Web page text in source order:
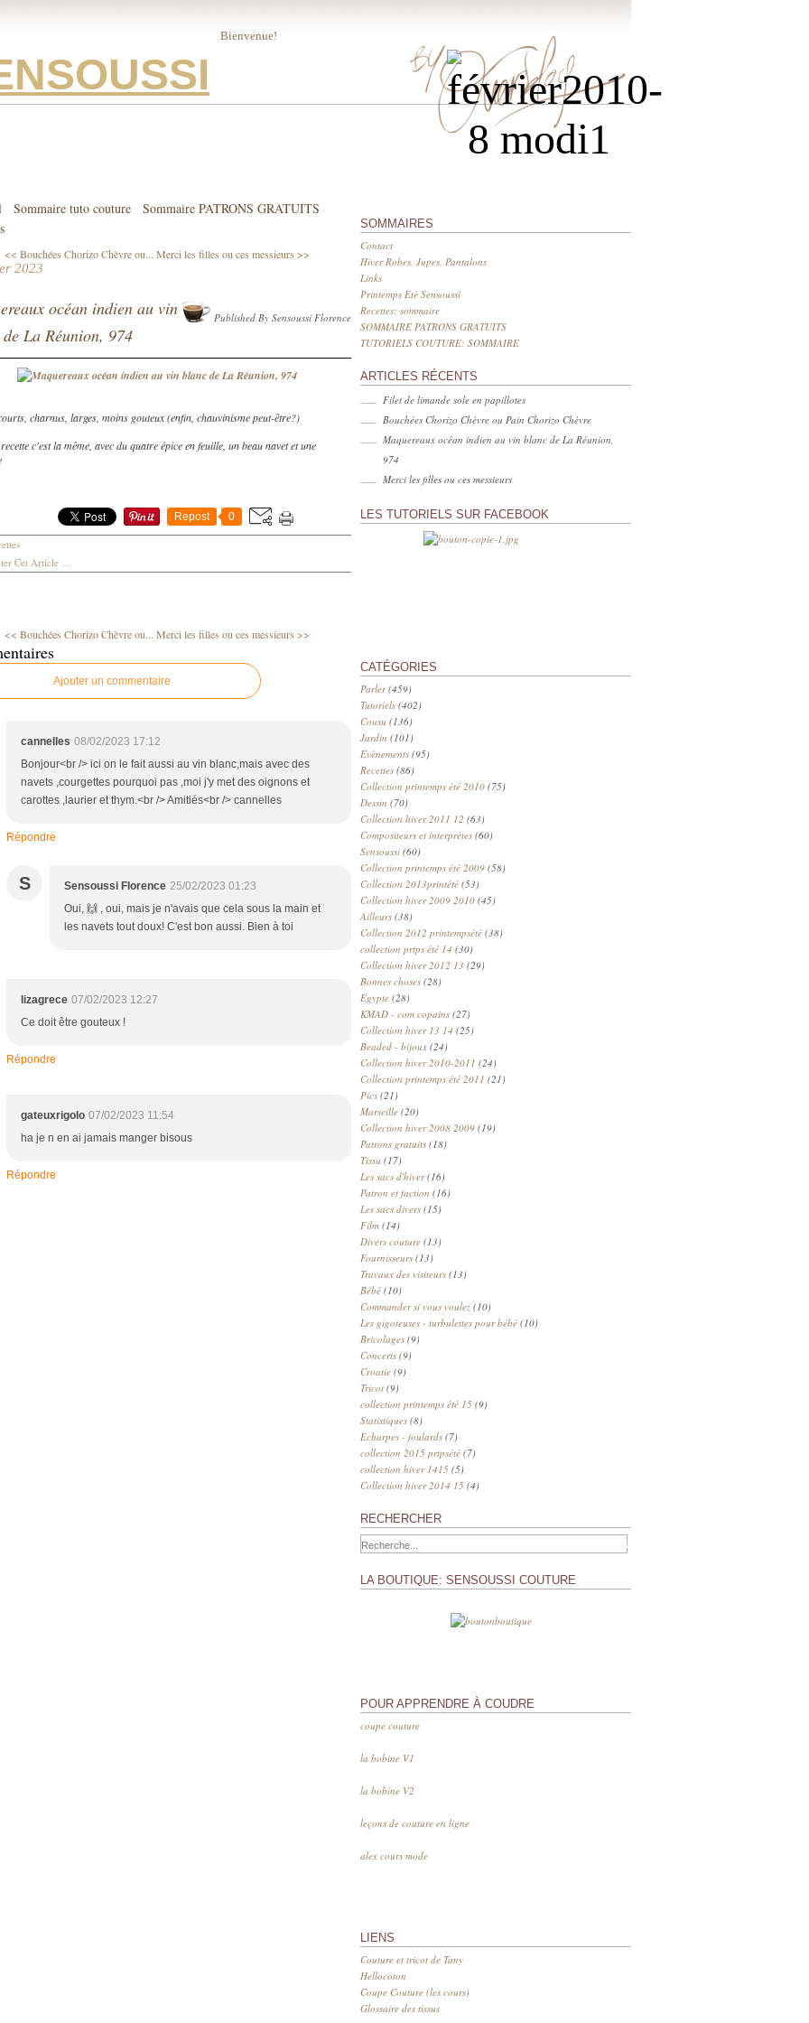
Bienvenue!
Sommaire tuto couture
Sommaire PATRONS GRATUITS
<< Bouchées Chorizo Chèvre ou... Merci les filles ou ces messieurs >>
2023
océan indien au vin
La Réunion, 974
charnus, larges, moins gouteux (enfin, chauvinisme peut-être?)
c'est la même, avec du quatre épice en feuille, un beau navet et une
Repost 0
Published By Sensoussi Florence
Cet Article …
<< Bouchées Chorizo Chèvre ou... Merci les filles ou ces messieurs >>
Ajouter un commentaire
cannelles 08/02/2023 17:12
Bonjour<br /> ici on le fait aussi au vin blanc,mais avec des
navets ,courgettes pourquoi pas ,moi j'y met des oignons et
carottes ,laurier et thym.<br /> Amitiés<br /> cannelles
Répondre
S Sensoussi Florence 25/02/2023 01:23
Oui, 🙌 , oui, mais je n'avais que cela sous la main et
les navets tout doux! C'est bon aussi. Bien à toi
lizagrece 07/02/2023 12:27
Ce doit être gouteux !
Répondre
gateuxrigolo 07/02/2023 11:54
ha je n en ai jamais manger bisous
Répondre
SOMMAIRES
Contact
Hiver Robes, Jupes, Pantalons
Links
Printemps Eté Sensoussi
Recettes: sommaire
SOMMAIRE PATRONS GRATUITS
TUTORIELS COUTURE: SOMMAIRE
ARTICLES RÉCENTS
Filet de limande sole en papillotes
Bouchées Chorizo Chèvre ou Pain Chorizo Chèvre
Maquereaux océan indien au vin blanc de La Réunion,
974
Merci les filles ou ces messieurs
LES TUTORIELS SUR FACEBOOK
CATÉGORIES
Parler(459)
Tutoriels (402)
Cousu (136)
Jardin (101)
Evènements (95)
Recettes (86)
Collection printemps été 2010 (75)
Dessin (70)
Collection hiver 2011 12 (63)
Compositeurs et interprètes (60)
Sensoussi (60)
Collection printemps été 2009 (58)
Collection 2013printété (53)
Collection hiver 2009 2010 (45)
Ailleurs (38)
Collection 2012 printempsété (38)
collection prtps été 14 (30)
Collection hiver 2012 13 (29)
Bonnes choses (28)
Egypte (28)
KMAD - com copains (27)
Collection hiver 13 14 (25)
Beaded - bijoux (24)
Collection hiver 2010-2011 (24)
Collection printemps été 2011 (21)
Pics (21)
Marseille (20)
Collection hiver 2008 2009 (19)
Patrons gratuits (18)
Tissu (17)
Les sacs d'hiver(16)
Patron et faction (16)
Les sacs divers (15)
Film (14)
Divers couture (13)
Fournisseurs (13)
Travaux des visiteurs (13)
Bébé (10)
Commander si vous voulez (10)
Les gigoteuses - turbulettes pour bébé (10)
Bricolages (9)
Concerts (9)
Croatie (9)
Tricot (9)
collection printemps été 15 (9)
Statistiques (8)
Echarpes - foulards (7)
collection 2015 prtpsété (7)
collection hiver 1415 (5)
Collection hiver 2014 15 (4)
RECHERCHER
LA BOUTIQUE: SENSOUSSI COUTURE
POUR APPRENDRE À COUDRE
coupe couture
la bobine V1
la bobine V2
leçons de couture en ligne
alex cours mode
LIENS
Couture et tricot de Tany
Hellocoton
Coupe Couture (les cours)
Glossaire des tissus